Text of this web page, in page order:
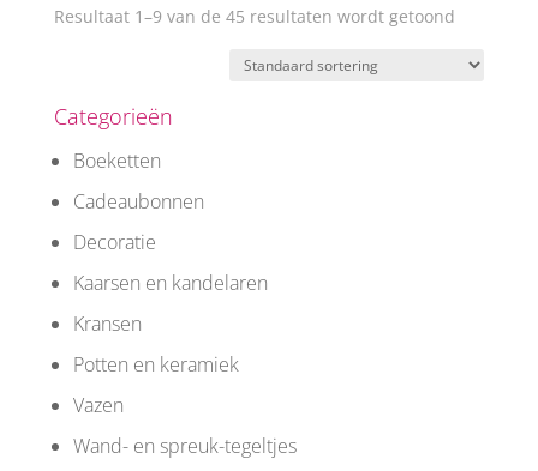
Resultaat 1–9 van de 45 resultaten wordt getoond
Categorieën
Boeketten
Cadeaubonnen
Decoratie
Kaarsen en kandelaren
Kransen
Potten en keramiek
Vazen
Wand- en spreuk-tegeltjes